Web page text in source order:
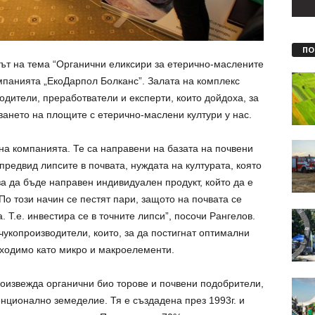
на тема “Органични еликсири за етерично-маслените
„ЕкоДарпол Болканс”. Залата на комплекс
преработватели и експерти, които дойдоха, за
на площите с етерично-маслени култури у нас.
компанията. Те са направени на базата на почвени
липсите в почвата, нуждата на културата, която
да бъде направен индивидуален продукт, който да е
този начин се пестят пари, защото на почвата се
инвестира се в точните липси”, посочи Рангелов.
които, за да постигнат оптимални
като микро и макроелементи.
органични био торове и почвени подобрители,
земеделие. Тя е създадена през 1993г. и